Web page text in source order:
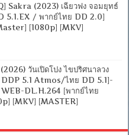
Sakra (2023) เฉียวฟง จอมยุทธ์
5.1.EX / พากย์ไทย DD 2.0]
[1080p] [MKV]
วันเปิดโปง ไขปริศนาลวง
5.1 Atmos/ไทย DD 5.1]-
DL.H.264 [พากย์ไทย
[MKV] [MASTER]